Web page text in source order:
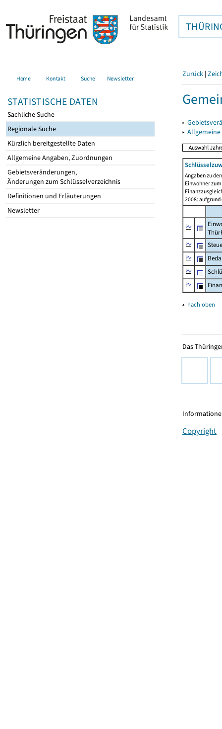
Home Kontakt Suche Newsletter
STATISTISCHE DATEN
Sachliche Suche
Regionale Suche
Kürzlich bereitgestellte Daten
Allgemeine Angaben, Zuordnungen
Gebietsveränderungen,
Änderungen zum Schlüsselverzeichnis
Definitionen und Erläuterungen
Newsletter
Zurück |
▸
▸
Angaben zu
Einwohner
2008:
▴ nach oben
Das
Copyright